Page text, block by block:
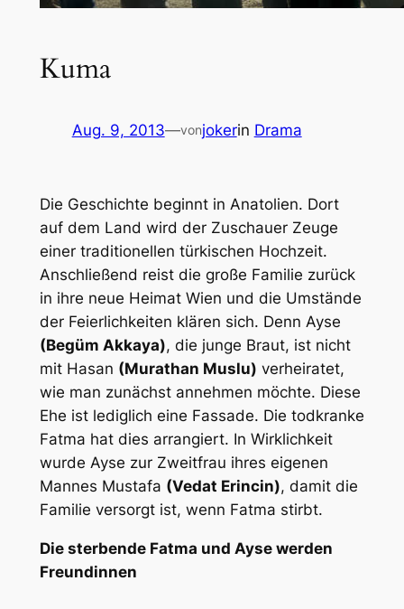
Kuma
Aug. 9, 2013—vonjokerin Drama
Die Geschichte beginnt in Anatolien. Dort
auf dem Land wird der Zuschauer Zeuge
einer traditionellen türkischen Hochzeit.
Anschließend reist die große Familie zurück
in ihre neue Heimat Wien und die Umstände
der Feierlichkeiten klären sich. Denn Ayse
(Begüm Akkaya), die junge Braut, ist nicht
mit Hasan (Murathan Muslu) verheiratet,
wie man zunächst annehmen möchte. Diese
Ehe ist lediglich eine Fassade. Die todkranke
Fatma hat dies arrangiert. In Wirklichkeit
wurde Ayse zur Zweitfrau ihres eigenen
Mannes Mustafa (Vedat Erincin), damit die
Familie versorgt ist, wenn Fatma stirbt.
Die sterbende Fatma und Ayse werden
Freundinnen